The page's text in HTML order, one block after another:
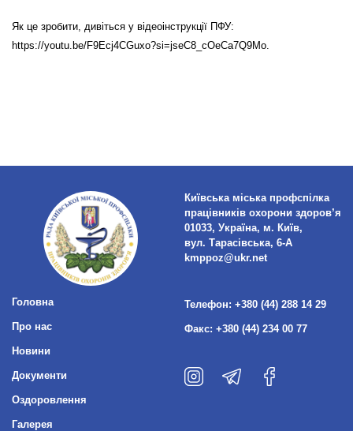
Як це зробити, дивіться у відеоінструкції ПФУ:
https://youtu.be/F9Ecj4CGuxo?si=jseC8_cOeCa7Q9Mo.
Головна
Про нас
Новини
Документи
Оздоровлення
Галерея
Київська міська профспілка
працівників охорони здоров’я
01033, Україна, м. Київ,
вул. Тарасівська, 6-А
kmppoz@ukr.net
Телефон: +380 (44) 288 14 29
Факс: +380 (44) 234 00 77